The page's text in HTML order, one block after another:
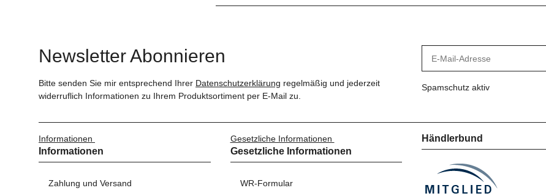
Newsletter Abonnieren
Bitte senden Sie mir entsprechend Ihrer Datenschutzerklärung regelmäßig und jederzeit
widerruflich Informationen zu Ihrem Produktsortiment per E-Mail zu.
Spamschutz aktiv
Informationen
Informationen
Zahlung und Versand
Gesetzliche Informationen
Gesetzliche Informationen
WR-Formular
Händlerbund